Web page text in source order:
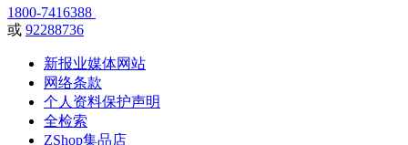
1800-7416388
或 92288736
新报业媒体网站
网络条款
个人资料保护声明
全检索
ZShop集品店